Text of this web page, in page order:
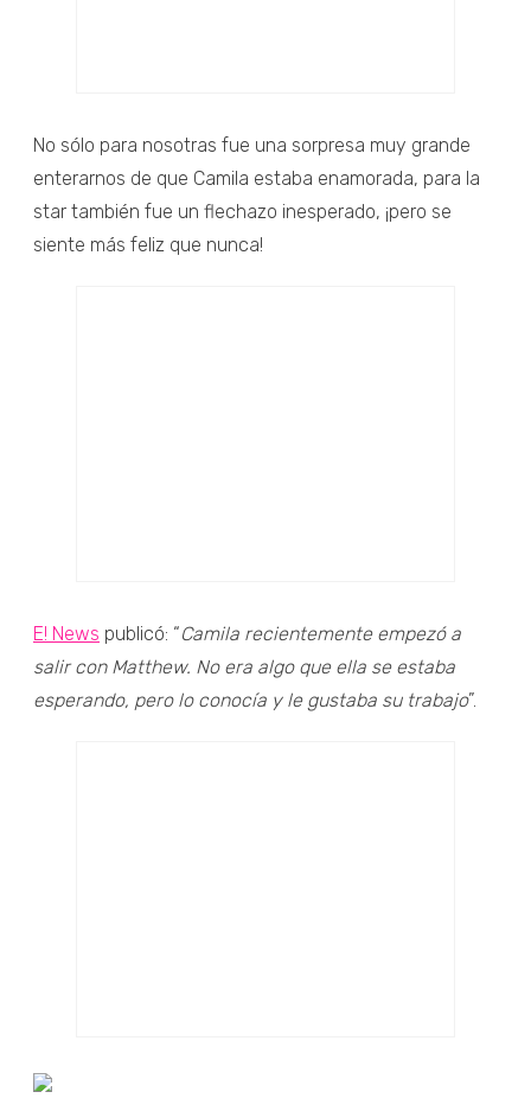
No sólo para nosotras fue una sorpresa muy grande
enterarnos de que Camila estaba enamorada, para la
star también fue un flechazo inesperado, ¡pero se
siente más feliz que nunca!
E! News publicó: “Camila recientemente empezó a
salir con Matthew. No era algo que ella se estaba
esperando, pero lo conocía y le gustaba su trabajo”.